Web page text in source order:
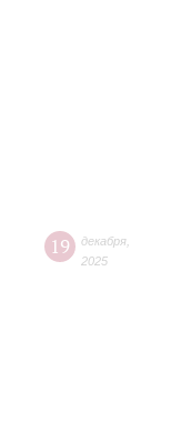
19 декабря
2025